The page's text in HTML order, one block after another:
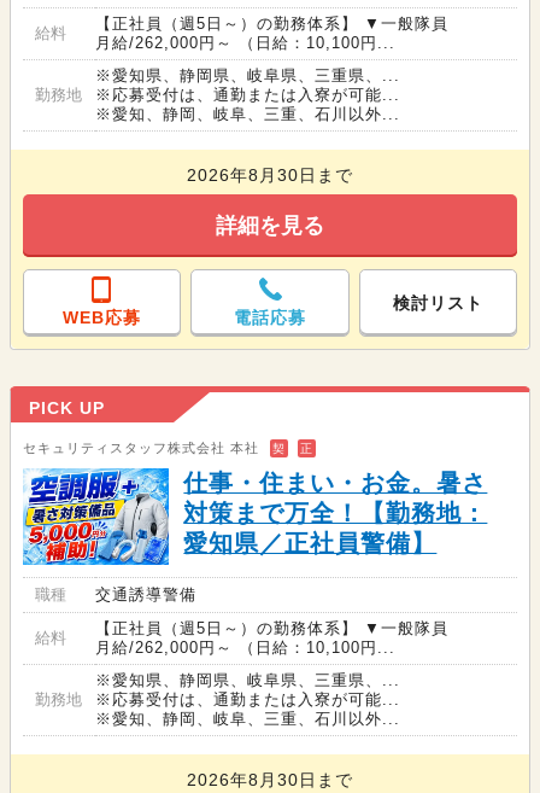
給料
【正社員（週5日～）の勤務体系】 ▼一般隊員
月給/262,000円～ （日給：10,100円...
勤務地
※愛知県、静岡県、岐阜県、三重県、...
※応募受付は、通勤または入寮が可能...
※愛知、静岡、岐阜、三重、石川以外...
2026年8月30日まで
詳細を見る
WEB応募 電話応募
検討リスト
PICK UP
セキュリティスタッフ株式会社 本社 契 正
仕事・住まい・お金。暑さ
対策まで万全！【勤務地：
愛知県／正社員警備】
職種 交通誘導警備
給料
【正社員（週5日～）の勤務体系】 ▼一般隊員
月給/262,000円～ （日給：10,100円...
勤務地
※愛知県、静岡県、岐阜県、三重県、...
※応募受付は、通勤または入寮が可能...
※愛知、静岡、岐阜、三重、石川以外...
2026年8月30日まで